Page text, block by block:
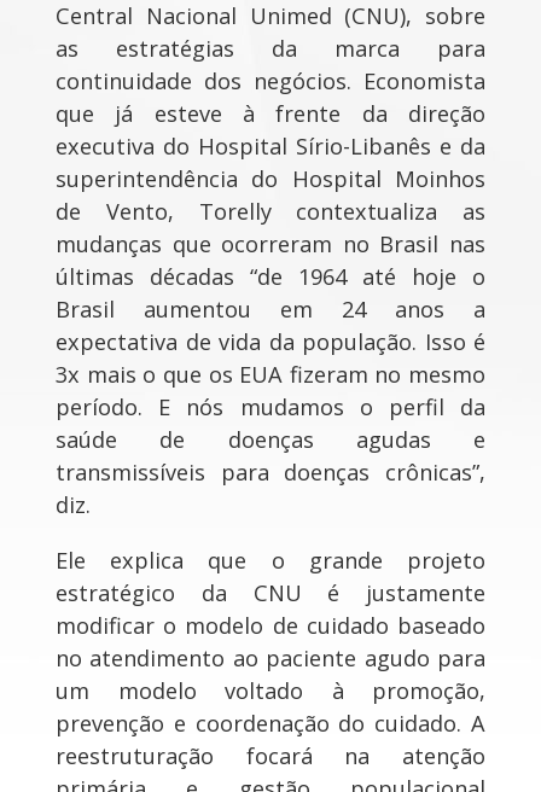
Central Nacional Unimed (CNU), sobre
as estratégias da marca para
continuidade dos negócios. Economista
que já esteve à frente da direção
executiva do Hospital Sírio-Libanês e da
superintendência do Hospital Moinhos
de Vento, Torelly contextualiza as
mudanças que ocorreram no Brasil nas
últimas décadas “de 1964 até hoje o
Brasil aumentou em 24 anos a
expectativa de vida da população. Isso é
3x mais o que os EUA fizeram no mesmo
período. E nós mudamos o perfil da
saúde de doenças agudas e
transmissíveis para doenças crônicas”,
diz.
Ele explica que o grande projeto
estratégico da CNU é justamente
modificar o modelo de cuidado baseado
no atendimento ao paciente agudo para
um modelo voltado à promoção,
prevenção e coordenação do cuidado. A
reestruturação focará na atenção